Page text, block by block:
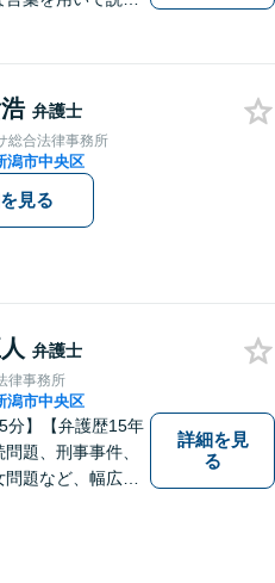
ごとがある方は、
ください。
弁護士
総合法律事務所
潟市中央区
見る
弁護士
律事務所
潟市中央区
分】【弁護歴15年
題、刑事事件、
題など、幅広い
詳細を見
る